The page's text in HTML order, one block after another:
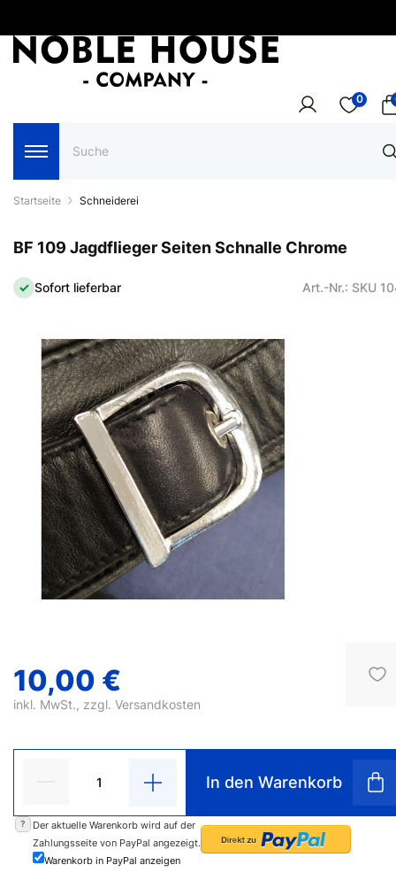
0
Startseite Schneiderei
BF 109 Jagdflieger Seiten Schnalle Chrome
Sofort lieferbar Art.-Nr.: SKU
10,00 €
inkl. MwSt., zzgl. Versandkosten
In den Warenkorb
?
Der aktuelle Warenkorb wird auf der
Zahlungsseite von PayPal angezeigt.
Warenkorb in PayPal anzeigen